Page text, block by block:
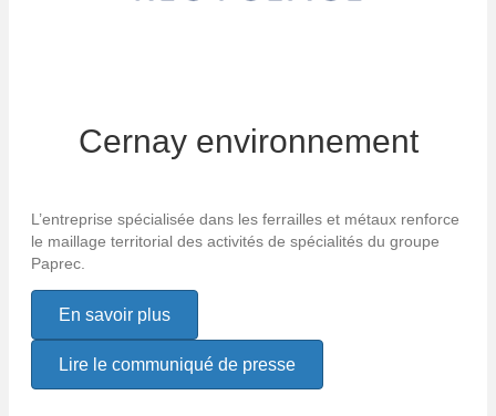
Cernay environnement
L’entreprise spécialisée dans les ferrailles et métaux renforce
le maillage territorial des activités de spécialités du groupe
Paprec.
En savoir plus
Lire le communiqué de presse